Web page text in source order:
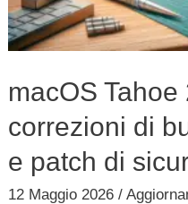
macOS
correzioni di
e patch di
12 Maggio 2026/